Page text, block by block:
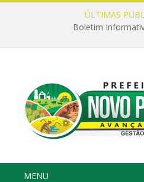
ÚLTIMAS
Boletim
MENU